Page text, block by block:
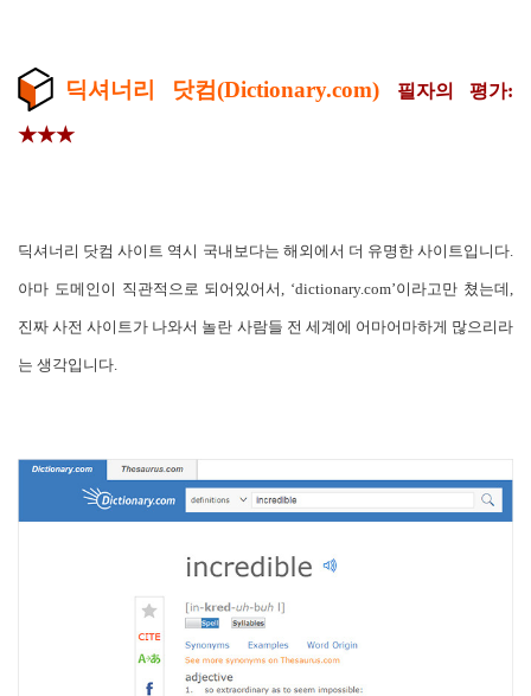
딕셔너리 닷컴(Dictionary.com) 필자의 평가:
★★★
딕셔너리 닷컴 사이트 역시 국내보다는 해외에서 더 유명한 사이트입니다.
아마 도메인이 직관적으로 되어있어서, ‘dictionary.com’이라고만 쳤는데,
진짜 사전 사이트가 나와서 놀란 사람들 전 세계에 어마어마하게 많으리라
는 생각입니다.